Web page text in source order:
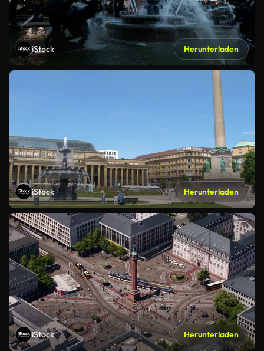
iStock Herunterladen
iStock Herunterladen
iStock Herunterladen